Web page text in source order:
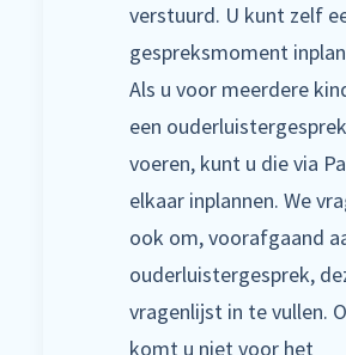
verstuurd. U kunt zelf
gespreksmoment
Als u voor meerdere
een
voeren, kunt u die via
elkaar inplannen. We
ook om, voorafgaand
ouderluistergesprek,
vragenlijst in te vullen.
komt u niet voor het